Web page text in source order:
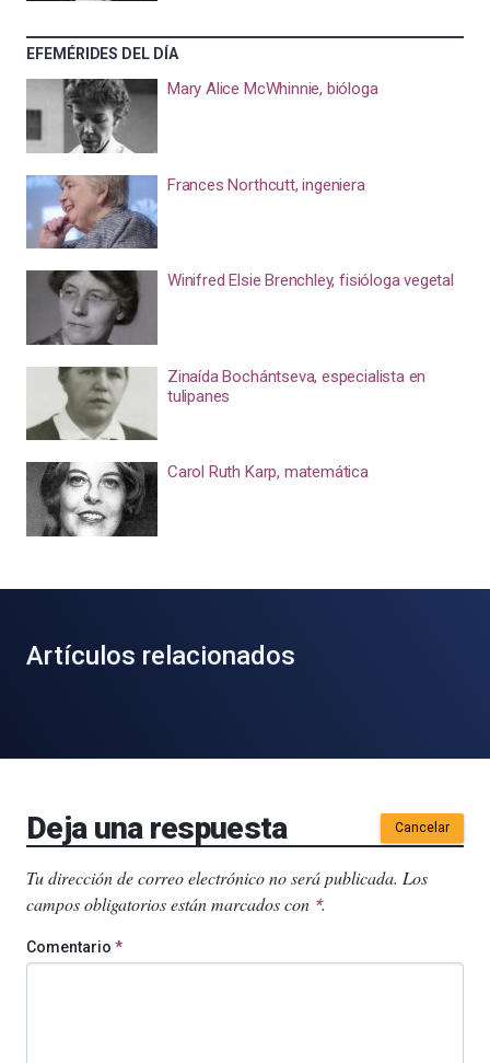
EFEMÉRIDES DEL DÍA
Mary Alice McWhinnie, bióloga
Frances Northcutt, ingeniera
Winifred Elsie Brenchley, fisióloga vegetal
Zinaída Bochántseva, especialista en
tulipanes
Carol Ruth Karp, matemática
Artículos relacionados
Deja una respuesta Cancelar
Tu dirección de correo electrónico no será publicada. Los
campos obligatorios están marcados con *.
Comentario *